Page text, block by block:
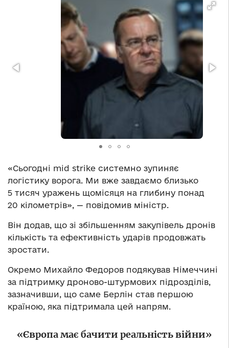
«Сьогодні mid strike системно зупиняє
логістику ворога. Ми вже завдаємо близько
5 тисяч уражень щомісяця на глибину понад
20 кілометрів», — повідомив міністр.
Він додав, що зі збільшенням закупівель дронів
кількість та ефективність ударів продовжать
зростати.
Окремо Михайло Федоров подякував Німеччині
за підтримку дроново-штурмових підрозділів,
зазначивши, що саме Берлін став першою
країною, яка підтримала цей напрям.
«Європа має бачити реальність війни»